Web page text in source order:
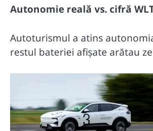
Autonomie reală vs. cifră
Autoturismul a atins
restul bateriei afișate arătau